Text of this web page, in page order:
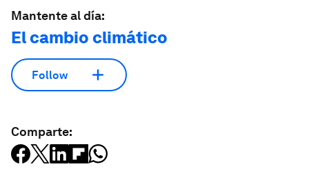
Mantente al día:
El cambio climático
Follow
Comparte: